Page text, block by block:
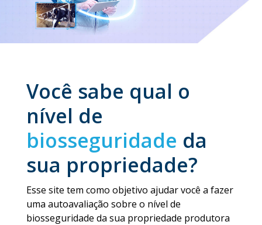
Você sabe qual o
nível de
biosseguridade da
sua propriedade?
Esse site tem como objetivo ajudar você a fazer
uma autoavaliação sobre o nível de
biosseguridade da sua propriedade produtora